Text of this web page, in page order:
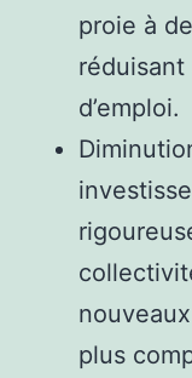
proie à
d’emploi.
plus